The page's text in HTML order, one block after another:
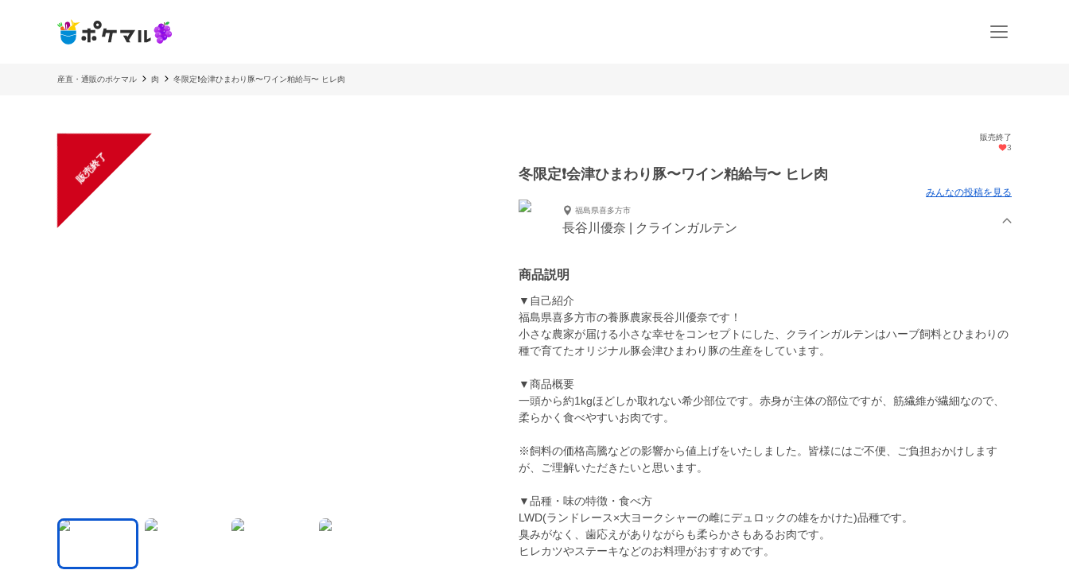
産直・通販のポケマル 肉 冬限定❗️会津ひまわり豚〜ワイン粕給与〜 ヒレ肉
販売終了
販売終了
3
冬限定❗️会津ひまわり豚〜ワイン粕給与〜 ヒレ肉
みんなの投稿を見る
福島県喜多方市
長谷川優奈 | クラインガルテン
商品説明
▼自己紹介
福島県喜多方市の養豚農家長谷川優奈です！
小さな農家が届ける小さな幸せをコンセプトにした、クラインガルテンはハーブ飼料とひまわりの
種で育てたオリジナル豚会津ひまわり豚の生産をしています。
▼商品概要
一頭から約1kgほどしか取れない希少部位です。赤身が主体の部位ですが、筋繊維が繊細なので、
柔らかく食べやすいお肉です。
※飼料の価格高騰などの影響から値上げをいたしました。皆様にはご不便、ご負担おかけします
が、ご理解いただきたいと思います。
▼品種・味の特徴・食べ方
LWD(ランドレース×大ヨークシャーの雌にデュロックの雄をかけた)品種です。
臭みがなく、歯応えがありながらも柔らかさもあるお肉です。
ヒレカツやステーキなどのお料理がおすすめです。